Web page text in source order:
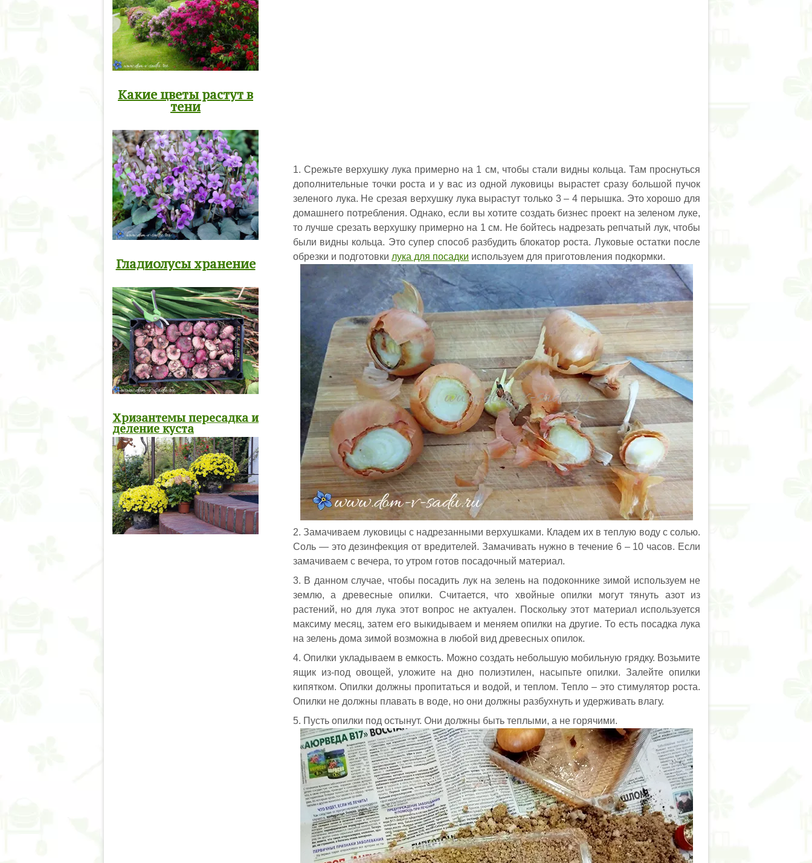
Срежьте верхушку лука примерно на 1 см, чтобы стали видны кольца. Там проснуться
дополнительные точки роста и у вас из одной луковицы вырастет сразу большой пучок
зеленого лука. Не срезая верхушку лука вырастут только 3 – 4 перышка. Это хорошо для
домашнего потребления. Однако, если вы хотите создать бизнес проект на зеленом луке,
то лучше срезать верхушку примерно на 1 см. Не бойтесь надрезать репчатый лук, чтобы
были видны кольца. Это супер способ разбудить блокатор роста. Луковые остатки после
обрезки и подготовки лука для посадки используем для приготовления подкормки.
Замачиваем луковицы с надрезанными верхушками. Кладем их в теплую воду с солью.
Соль — это дезинфекция от вредителей. Замачивать нужно в течение 6 – 10 часов. Если
замачиваем с вечера, то утром готов посадочный материал.
В данном случае, чтобы посадить лук на зелень на подоконнике зимой используем не
землю, а древесные опилки. Считается, что хвойные опилки могут тянуть азот из
растений, но для лука этот вопрос не актуален. Поскольку этот материал используется
максиму месяц, затем его выкидываем и меняем опилки на другие. То есть посадка лука
на зелень дома зимой возможна в любой вид древесных опилок.
Опилки укладываем в емкость. Можно создать небольшую мобильную грядку. Возьмите
ящик из-под овощей, уложите на дно полиэтилен, насыпьте опилки. Залейте опилки
кипятком. Опилки должны пропитаться и водой, и теплом. Тепло – это стимулятор роста.
Опилки не должны плавать в воде, но они должны разбухнуть и удерживать влагу.
Пусть опилки под остынут. Они должны быть теплыми, а не горячими.
Какие цветы растут в
тени
Гладиолусы хранение
Хризантемы пересадка и
деление куста